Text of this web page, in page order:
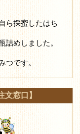
ら採蜜したはち
詰めしました。
つです。
窓口】